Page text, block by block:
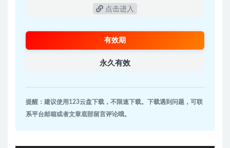
点击进入
有效期
永久有效
提醒：建议使用123云盘下载，不限速下载。下载遇到问题，可联
系平台邮箱或者文章底部留言评论哦。